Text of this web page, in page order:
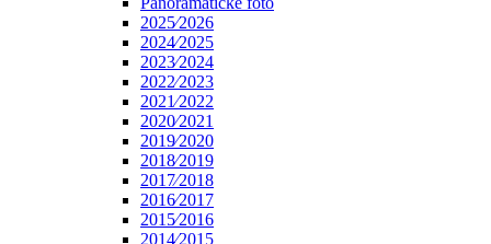
2025⁄2026
2024⁄2025
2023⁄2024
2022⁄2023
2021⁄2022
2020⁄2021
2019⁄2020
2018⁄2019
2017⁄2018
2016⁄2017
2015⁄2016
2014⁄2015